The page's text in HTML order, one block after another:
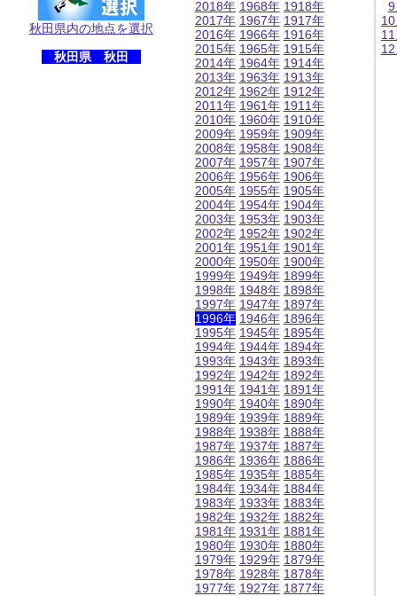
秋田県内の地点を選択
秋田県 秋田
2018年
2017年
2016年
2015年
2014年
2013年
2012年
2011年
2010年
2009年
2008年
2007年
2006年
2005年
2004年
2003年
2002年
2001年
2000年
1999年
1998年
1997年
1996年
1995年
1994年
1993年
1992年
1991年
1990年
1989年
1988年
1987年
1986年
1985年
1984年
1983年
1982年
1981年
1980年
1979年
1978年
1977年
1968年
1967年
1966年
1965年
1964年
1963年
1962年
1961年
1960年
1959年
1958年
1957年
1956年
1955年
1954年
1953年
1952年
1951年
1950年
1949年
1948年
1947年
1946年
1945年
1944年
1943年
1942年
1941年
1940年
1939年
1938年
1937年
1936年
1935年
1934年
1933年
1932年
1931年
1930年
1929年
1928年
1927年
1918年
1917年
1916年
1915年
1914年
1913年
1912年
1911年
1910年
1909年
1908年
1907年
1906年
1905年
1904年
1903年
1902年
1901年
1900年
1899年
1898年
1897年
1896年
1895年
1894年
1893年
1892年
1891年
1890年
1889年
1888年
1887年
1886年
1885年
1884年
1883年
1882年
1881年
1880年
1879年
1878年
1877年